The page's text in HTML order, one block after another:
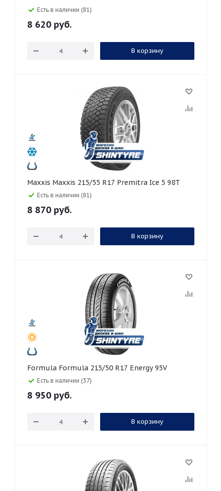
Есть в наличии (81)
8 620 руб.
В корзину
Maxxis Maxxis 215/55 R17 Premitra Ice 5 98T
Есть в наличии (81)
8 870 руб.
В корзину
Formula Formula 215/50 R17 Energy 95V
Есть в наличии (37)
8 950 руб.
В корзину